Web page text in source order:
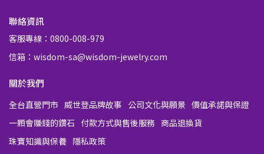
聯絡資訊
客服專線：0800-008-979
信箱：wisdom-sa@wisdom-jewelry.com
關於我們
全台直營門市 威世登品牌故事 公司文化與願景 價值承諾與保證
一顆會賺錢的鑽石 付款方式與售後服務 商品退換貨
珠寶知識與保養 隱私政策